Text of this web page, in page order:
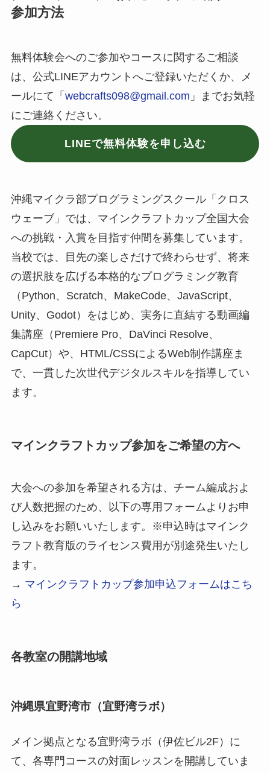
参加方法
無料体験会へのご参加やコースに関するご相談
は、公式LINEアカウントへご登録いただくか、メ
ールにて「 webcrafts098@gmail.com 」までお気軽
にご連絡ください。
LINEで無料体験を申し込む
沖縄マイクラ部プログラミングスクール「クロス
ウェーブ」では、マインクラフトカップ全国大会
への挑戦・入賞を目指す仲間を募集しています。
当校では、目先の楽しさだけで終わらせず、将来
の選択肢を広げる本格的なプログラミング教育
（Python、Scratch、MakeCode、JavaScript、
Unity、Godot）をはじめ、実务に直結する動画編
集講座（Premiere Pro、DaVinci Resolve、
CapCut）や、HTML/CSSによるWeb制作講座ま
で、一貫した次世代デジタルスキルを指導してい
ます。
マインクラフトカップ参加をご希望の方へ
大会への参加を希望される方は、チーム編成およ
び人数把握のため、以下の専用フォームよりお申
し込みをお願いいたします。※申込時はマインク
ラフト教育版のライセンス費用が別途発生いたし
ます。
→ マインクラフトカップ参加申込フォームはこち
ら
各教室の開講地域
沖縄県宜野湾市（宜野湾ラボ）
メイン拠点となる宜野湾ラボ（伊佐ビル2F）に
て、各専門コースの対面レッスンを開講していま